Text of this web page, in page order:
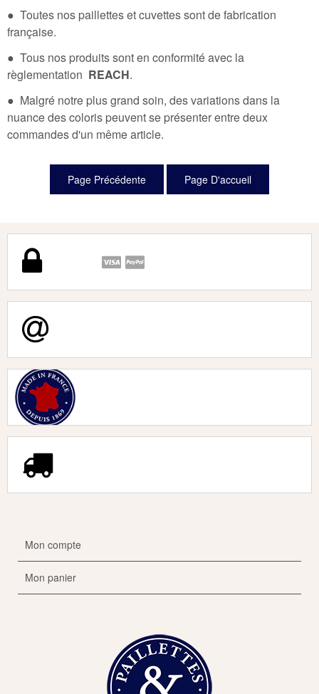
● Toutes nos paillettes et cuvettes sont de fabrication
française.
● Tous nos produits sont en conformité avec la
règlementation REACH.
● Malgré notre plus grand soin, des variations dans la
nuance des coloris peuvent se présenter entre deux
commandes d'un même article.
Mon compte
Mon panier